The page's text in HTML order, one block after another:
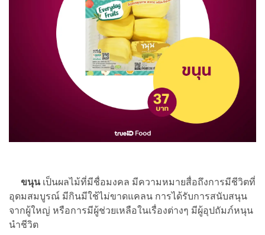
ขนุนเป็นผลไม้ที่มีชื่อมงคล มีความหมายสื่อถึงการมีชีวิตที่
อุดมสมบูรณ์ มีกินมีใช้ไม่ขาดแคลน การได้รับการสนับสนุน
จากผู้ใหญ่ หรือการมีผู้ช่วยเหลือในเรื่องต่างๆ มีผู้อุปถัมภ์หนุน
นำชีวิต